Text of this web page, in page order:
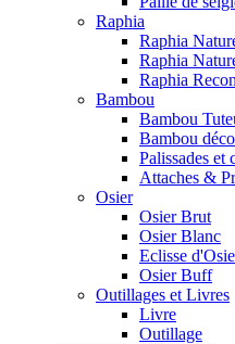
Raphia
Raphia
Raphia
Raphia
Bambou
Bambou
Bambou
Palissades et
Attaches &
Osier
Osier Brut
Osier Blanc
Eclisse
Osier Buff
Outillages et Livres
Livre
Outillage